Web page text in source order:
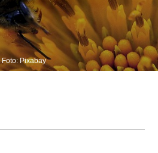
Foto: Pixabay